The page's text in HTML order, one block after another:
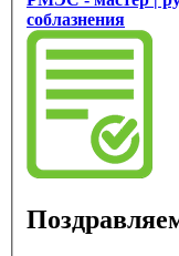
соблазнения